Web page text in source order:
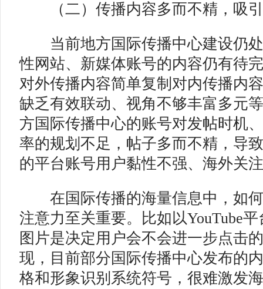
（二）传播内容多而不精，吸
当前地方国际传播中心建设仍处
性网站、新媒体账号的内容仍有待
对外传播内容简单复制对内传播内
缺乏有效联动、视角不够丰富多元
方国际传播中心的账号对发帖时机
率的规划不足，帖子多而不精，导
的平台账号用户黏性不强、海外关
在国际传播的海量信息中，如何
注意力至关重要。比如以YouTube
图片是决定用户会不会进一步点击
现，目前部分国际传播中心发布的
格和形象识别系统符号，很难激发